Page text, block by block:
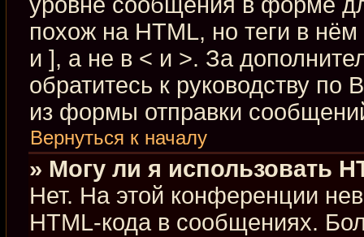
похож на HTML, но теги в
и ], а не в < и >. За
обратитесь к руководству по
из формы отправки
Вернуться к началу
» Могу ли я использовать
Нет. На этой конференции
HTML-кода в сообщениях.